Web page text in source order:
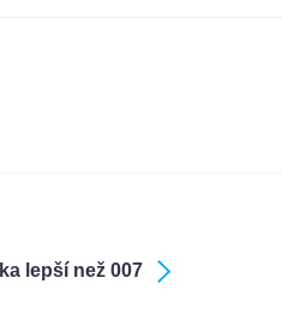
lepší než 007